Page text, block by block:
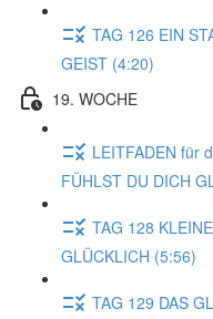
TAG 126 EIN
GEIST (4:20)
19. WOCHE
LEITFADEN für
FÜHLST DU DICH
TAG 128
GLÜCKLICH (5:56)
TAG 129 DAS